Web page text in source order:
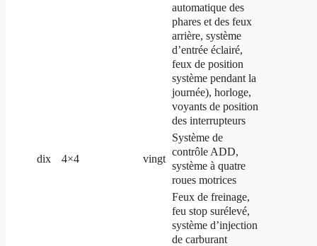
automatique des
phares et des feux
arrière, système
d’entrée éclairé,
feux de position
système pendant la
journée), horloge,
voyants de position
des interrupteurs
dix 4×4 vingt
Système de
contrôle ADD,
système à quatre
roues motrices
Feux de freinage,
feu stop surélevé,
système d’injection
de carburant